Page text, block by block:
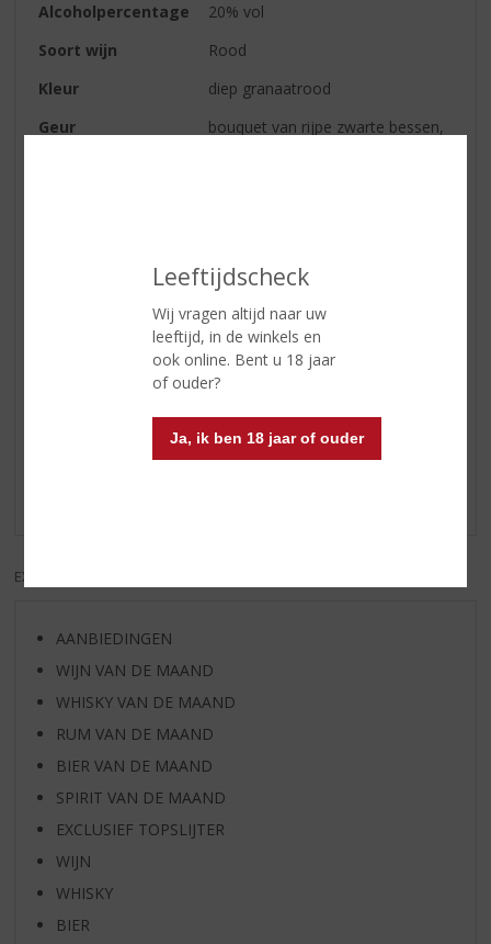
Leeftijdscheck
Wij vragen altijd naar uw
leeftijd, in de winkels en
ook online. Bent u 18 jaar
of ouder?
Ja, ik ben 18 jaar of ouder
Alcoholpercentage
20% vol
Soort wijn
Rood
Kleur
diep granaatrood
Geur
bouquet van rijpe zwarte bessen,
fruitcake, chocolade en desserts
tussen 18 - 20 °C.
Reviews
Schrijf een review
EXCL. BTW
AANBIEDINGEN
WIJN VAN DE MAAND
WHISKY VAN DE MAAND
RUM VAN DE MAAND
BIER VAN DE MAAND
SPIRIT VAN DE MAAND
EXCLUSIEF TOPSLIJTER
WIJN
WHISKY
BIER